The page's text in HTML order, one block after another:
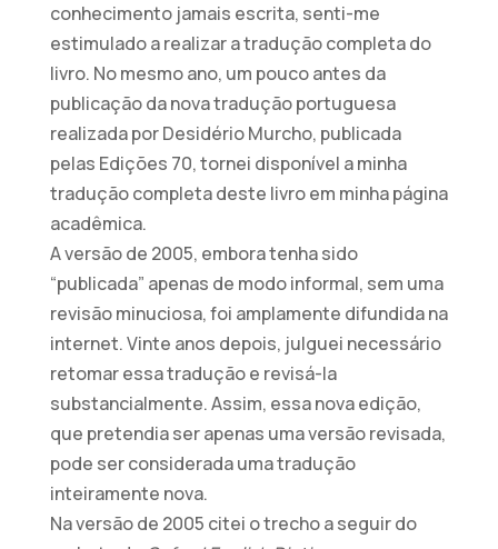
conhecimento jamais escrita, senti-me
estimulado a realizar a tradução completa do
livro. No mesmo ano, um pouco antes da
publicação da nova tradução portuguesa
realizada por Desidério Murcho, publicada
pelas Edições 70, tornei disponível a minha
tradução completa deste livro em minha página
acadêmica.
A versão de 2005, embora tenha sido
“publicada” apenas de modo informal, sem uma
revisão minuciosa, foi amplamente difundida na
internet. Vinte anos depois, julguei necessário
retomar essa tradução e revisá-la
substancialmente. Assim, essa nova edição,
que pretendia ser apenas uma versão revisada,
pode ser considerada uma tradução
inteiramente nova.
Na versão de 2005 citei o trecho a seguir do